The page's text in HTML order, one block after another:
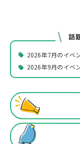
話
2026年7月のイベ
2026年9月のイベ